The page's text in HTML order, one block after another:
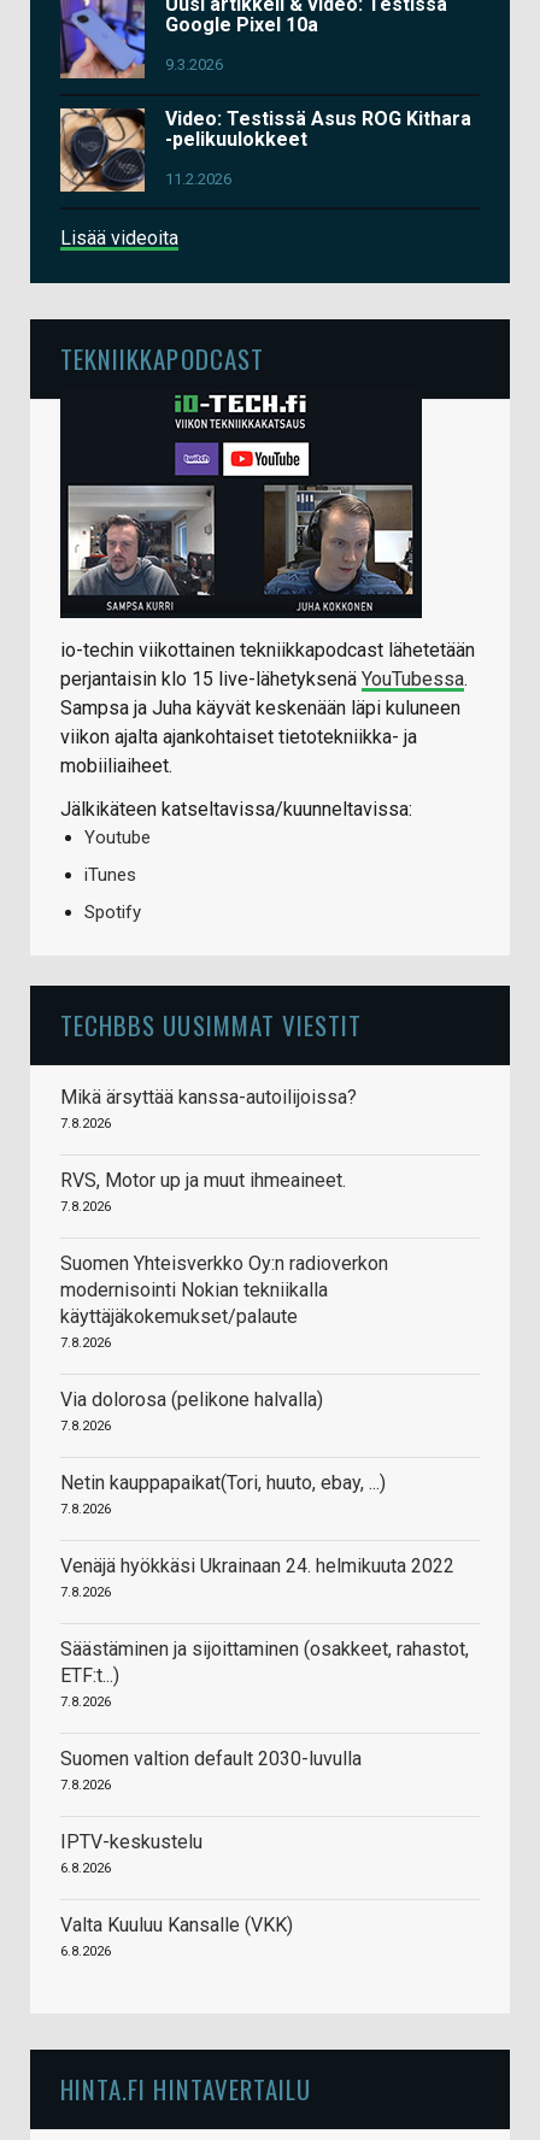
Google Pixel 10a
9.3.2026
Video: Testissä Asus ROG Kithara
-pelikuulokkeet
11.2.2026
Lisää videoita
TEKNIIKKAPODCAST
io-techin viikottainen tekniikkapodcast lähetetään
perjantaisin klo 15 live-lähetyksenä YouTubessa.
Sampsa ja Juha käyvät keskenään läpi kuluneen
viikon ajalta ajankohtaiset tietotekniikka- ja
mobiiliaiheet.
Jälkikäteen katseltavissa/kuunneltavissa:
Youtube
iTunes
Spotify
TECHBBS UUSIMMAT VIESTIT
Mikä ärsyttää kanssa-autoilijoissa?
7.8.2026
RVS, Motor up ja muut ihmeaineet.
7.8.2026
Suomen Yhteisverkko Oy:n radioverkon
modernisointi Nokian tekniikalla
käyttäjäkokemukset/palaute
7.8.2026
Via dolorosa (pelikone halvalla)
7.8.2026
Netin kauppapaikat(Tori, huuto, ebay, ...)
7.8.2026
Venäjä hyökkäsi Ukrainaan 24. helmikuuta 2022
7.8.2026
Säästäminen ja sijoittaminen (osakkeet, rahastot,
ETF:t...)
7.8.2026
Suomen valtion default 2030-luvulla
7.8.2026
IPTV-keskustelu
6.8.2026
Valta Kuuluu Kansalle (VKK)
6.8.2026
HINTA.FI HINTAVERTAILU